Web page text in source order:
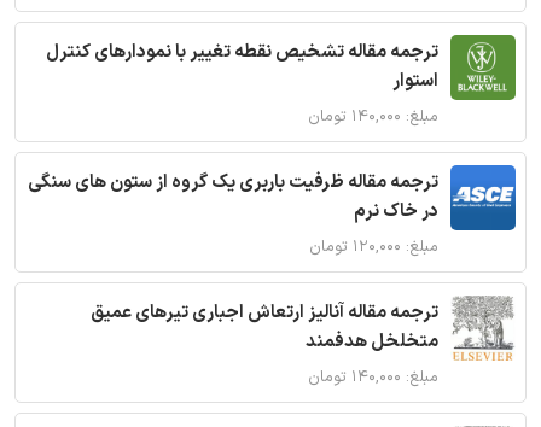
ترجمه مقاله تشخیص نقطه تغییر با نمودارهای کنترل
استوار
مبلغ: ۱۴۰,۰۰۰ تومان
ترجمه مقاله ظرفیت باربری یک گروه از ستون های سنگی
در خاک نرم
مبلغ: ۱۲۰,۰۰۰ تومان
ترجمه مقاله آنالیز ارتعاش اجباری تیرهای عمیق
متخلخل هدفمند
مبلغ: ۱۴۰,۰۰۰ تومان